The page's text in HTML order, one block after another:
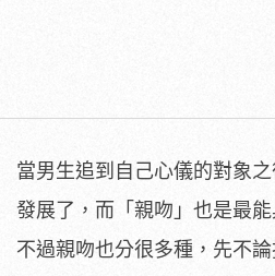
當男生追到自己心儀的對象
發展了，而「親吻」也是最
不過親吻也分很多種，先不